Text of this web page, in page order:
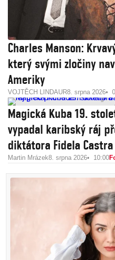
Charles Manson:
který svými zločiny
Ameriky
VOJTĚCH LINDAUR8. srpna 2026
Magická Kuba 19.
vypadal karibský ráj
diktátora Fidela Castra
Martin Mrázek8. srpna 2026 10:00